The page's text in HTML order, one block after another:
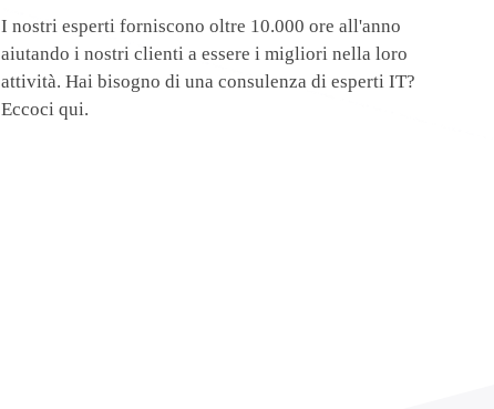
I nostri esperti forniscono oltre 10.000 ore all'anno
aiutando i nostri clienti a essere i migliori nella loro
attività. Hai bisogno di una consulenza di esperti IT?
Eccoci qui.